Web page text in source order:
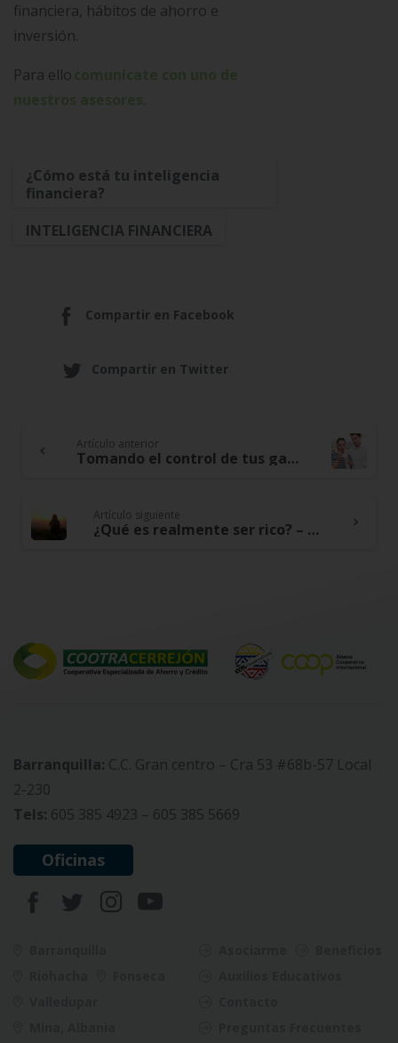
financiera, hábitos de ahorro e
inversión.
Para ello
.
¿Cómo está tu inteligencia
financiera?
INTELIGENCIA FINANCIERA
Compartir en Facebook
Compartir en Twitter
Continue
Artículo anterior
Tomando el control de tus gastos y por qué debes llevar un registro
Artículo siguiente
¿Qué es realmente ser rico? – Reflexiones de un experto en finanzas
Barranquilla: C.C. Gran centro – Cra 53 #68b-57 Local
2-230
Tels: 605 385 4923 – 605 385 5669
Oficinas